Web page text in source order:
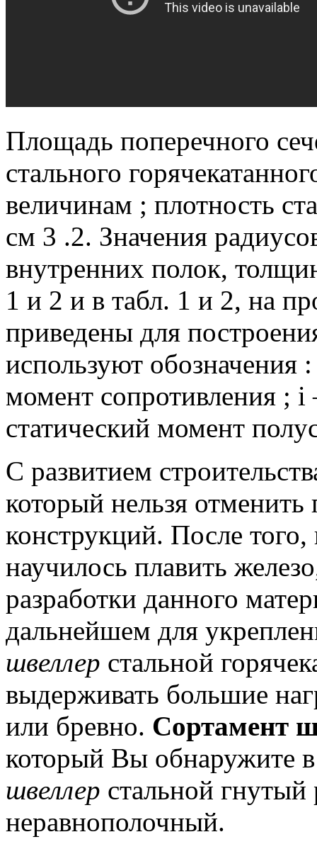
Площадь поперечного
стального
величинам ; плотность
см 3 .2. Значения
внутренних полок,
1 и 2 и в табл. 1 и 2, на
приведены для
используют
момент сопротивления ; i
cтатический момент
С развитием
который нельзя отменить
конструкций. После того,
научилось плавить
разработки данного
дальнейшем для
швеллер стальной
выдерживать большие
или бревно. Сортамент
который Вы обнаружите
швеллер стальной
неравнополочный.